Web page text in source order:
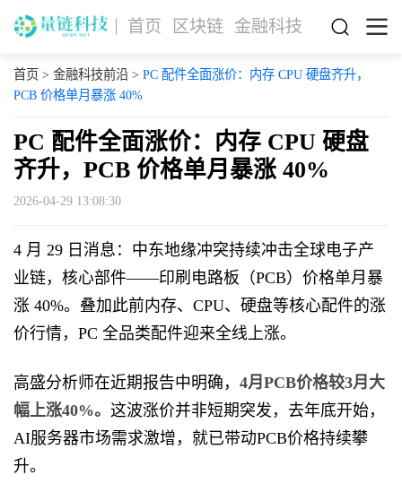
首页 区块链 金融科技
首页 > 金融科技前沿> PC 配件全面涨价：内存 CPU 硬盘齐升，
PCB 价格单月暴涨 40%
PC 配件全面涨价：内存 CPU 硬盘
齐升，PCB 价格单月暴涨 40%
2026-04-29 13:08:30
4 月 29 日消息：中东地缘冲突持续冲击全球电子产
业链，核心部件——印刷电路板（PCB）价格单月暴
涨 40%。叠加此前内存、CPU、硬盘等核心配件的涨
价行情，PC 全品类配件迎来全线上涨。
高盛分析师在近期报告中明确， 4月PCB价格较3月大
幅上涨40%。 这波涨价并非短期突发，去年底开始，
AI服务器市场需求激增，就已带动PCB价格持续攀
升。